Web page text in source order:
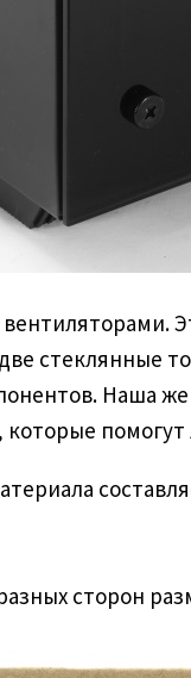
стеклянные
Наша
сторон